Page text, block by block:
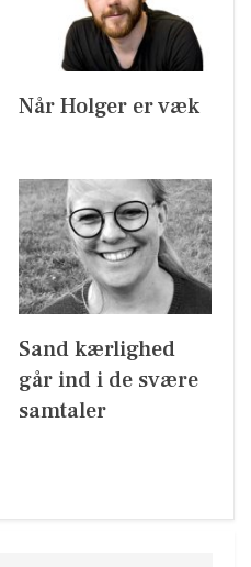
Når Holger er væk
Sand kærlighed
går ind i de svære
samtaler